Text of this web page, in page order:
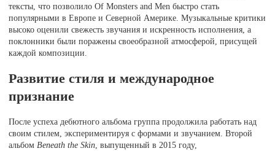
тексты, что позволило Of Monsters and Men быстро стать
популярными в Европе и Северной Америке. Музыкальные критики
высоко оценили свежесть звучания и искренность исполнения, а
поклонники были поражены своеобразной атмосферой, присущей
каждой композиции.
Развитие стиля и международное
признание
После успеха дебютного альбома группа продолжила работать над
своим стилем, экспериментируя с формами и звучанием. Второй
альбомBeneath the Skin, выпущенный в 2015 году,